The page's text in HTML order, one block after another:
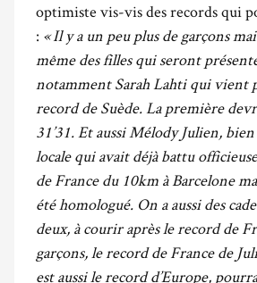
optimiste vis-vis des records qui
: « Il y a un peu plus de garçons
même des filles qui seront
notamment Sarah Lahti qui vient
record de Suède. La première
31’31. Et aussi Mélody Julien,
locale qui avait déjà battu
de France du 10km à Barcelone
été homologué. On a aussi des
deux, à courir après le record de
garçons, le record de France de
est aussi le record d’Europe,